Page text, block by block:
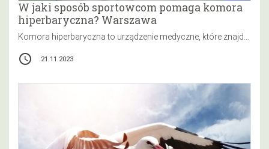
W jaki sposób sportowcom pomaga komora
hiperbaryczna? Warszawa
Komora hiperbaryczna to urządzenie medyczne, które znajduje zastosowanie w leczeniu różnych chorób i urazów. Jednak nie tylko pacjenci mogą skorzystać…
access_time 21.11.2023